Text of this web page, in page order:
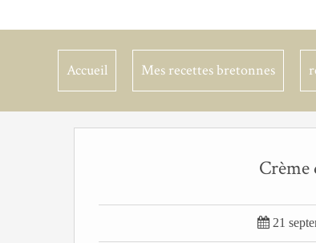
Accueil Mes recettes bretonnes
 21